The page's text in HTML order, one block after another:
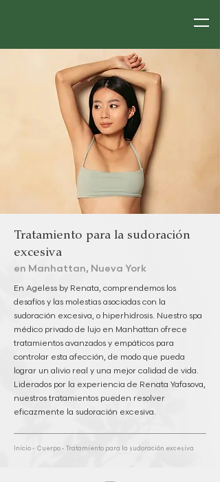
Tratamiento para la sudoración
excesiva
en Manhattan, Nueva York
En Ageless by Renata, comprendemos los
desafíos y las molestias asociadas con la
sudoración excesiva, o hiperhidrosis. Nuestro spa
médico privado de lujo en Manhattan ofrece
tratamientos avanzados y empáticos para
controlar esta afección, de modo que pueda
lograr un alivio real y una mejor calidad de vida.
Liderados por la experiencia de Renata Yafasova,
nuestros tratamientos pueden resolver
eficazmente la sudoración excesiva.
Inicio- Cuerpo- Tratamiento para la sudoración excesiva